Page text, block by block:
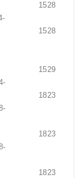
1528
1528
1529
1823
1823
1823